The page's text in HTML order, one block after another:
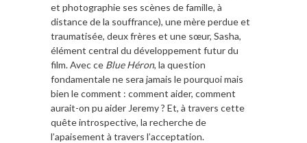
et photographie ses scènes de famille, à
distance de la souffrance), une mère perdue et
traumatisée, deux frères et une sœur, Sasha,
élément central du développement futur du
film. Avec ce Blue Héron, la question
fondamentale ne sera jamais le pourquoi mais
bien le comment : comment aider, comment
aurait-on pu aider Jeremy ? Et, à travers cette
quête introspective, la recherche de
l’apaisement à travers l’acceptation.